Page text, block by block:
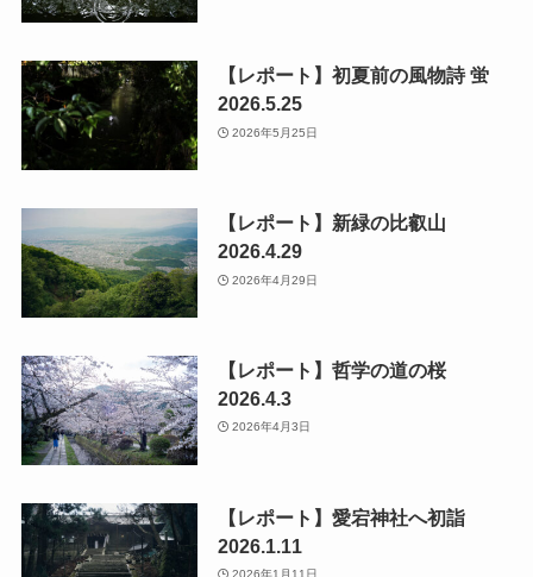
【レポート】初夏前の風物詩 蛍
2026.5.25
2026年5月25日
【レポート】新緑の比叡山
2026.4.29
2026年4月29日
【レポート】哲学の道の桜
2026.4.3
2026年4月3日
【レポート】愛宕神社へ初詣
2026.1.11